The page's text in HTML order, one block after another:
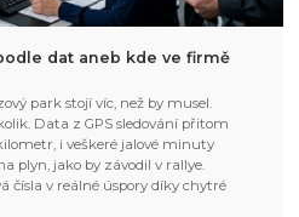
dat aneb kde ve firmě
park stojí víc, než by musel.
Data z GPS sledování přitom
i veškeré jalové minuty
plyn, jako by závodil v rallye.
čísla v reálné úspory díky chytré